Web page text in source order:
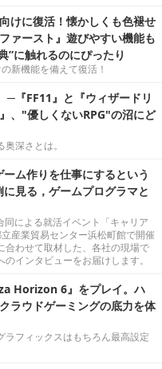
けに復活！懐かしくも色褪せ
ァースト』遊びやすい機能も
”に触れるのにぴったり
新機能を備えて復活！
─『FF11』と『ウィザードリ
、"優しくないRPG"の沼にど
深さとは。
ーム作りを仕事にするという
見る，ゲームプログラマと
による就活イベント「キャリア
産業貿易センター浜松町館で開催
合わせて取材した、各社の現場で
インタビューをお届けします。
Horizon 6』をプレイ。ハ
ラウドゲーミングの底力を体
ラフィックスはもちろん最高設定